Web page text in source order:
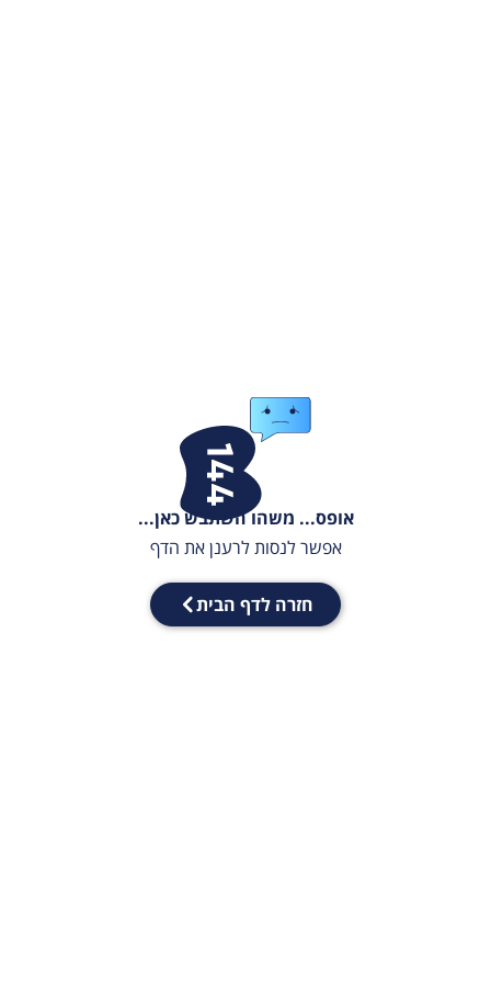
אופס... משהו השתבש כאן...
אפשר לנסות לרענן את הדף
חזרה לדף הבית